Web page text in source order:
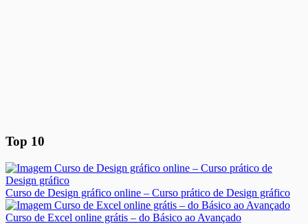
Top 10
Curso de Design gráfico online – Curso prático de Design gráfico
Curso de Excel online grátis – do Básico ao Avançado